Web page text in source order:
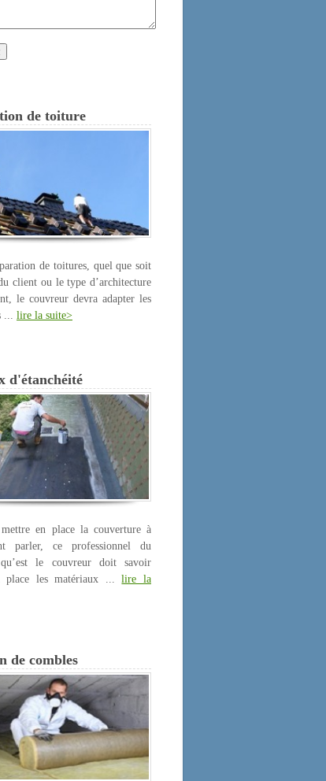
de toiture
de toitures, quel que soit
client ou le type d’architecture
le couvreur devra adapter les
... lire la suite>
d'étanchéité
en place la couverture à
parler, ce professionnel du
le couvreur doit savoir
place les matériaux ...lire la
de combles